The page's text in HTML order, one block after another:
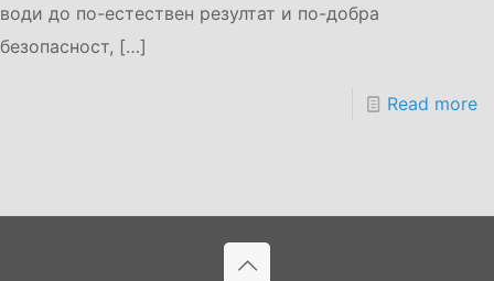
води до по-естествен резултат и по-добра
безопасност, […]
Read more